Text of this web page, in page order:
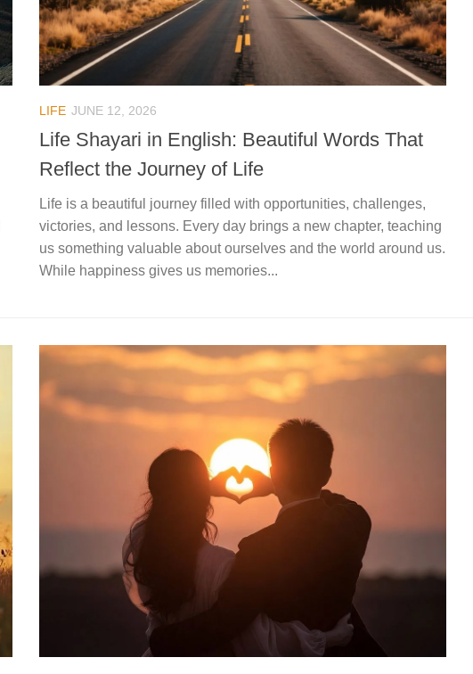
LIFE JUNE 12, 2026
Life Shayari in English: Beautiful Words That
Reflect the Journey of Life
Life is a beautiful journey filled with opportunities, challenges,
victories, and lessons. Every day brings a new chapter, teaching
us something valuable about ourselves and the world around us.
While happiness gives us memories...